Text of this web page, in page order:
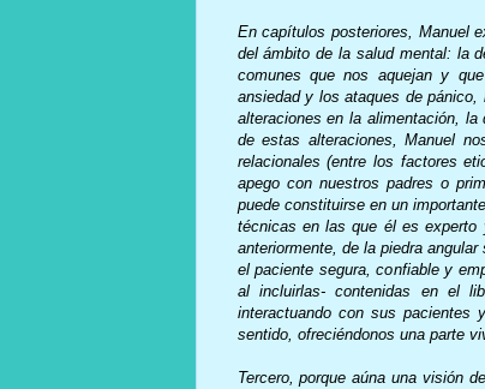
En capítulos posteriores, Manuel
del ámbito de la salud mental: la
comunes que nos aquejan y
ansiedad y los ataques de
alteraciones en la alimentación,
de estas alteraciones, Manuel
relacionales (entre los factores
apego con nuestros padres o
puede constituirse en un
técnicas en las que él es experto
anteriormente, de la piedra
el paciente segura, confiable y
al incluirlas- contenidas en el
interactuando con sus
sentido, ofreciéndonos una parte
Tercero, porque aúna una visión